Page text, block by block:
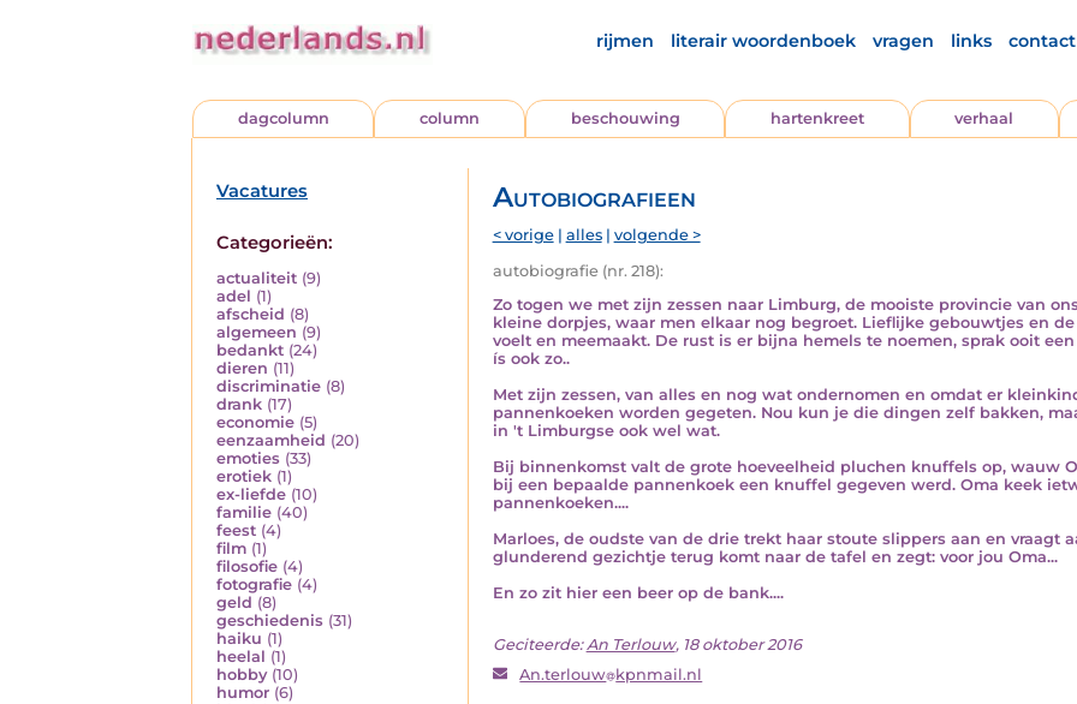
rijmen literair woordenboek vragen links contact
dagcolumn column beschouwing hartenkreet verhaal
Vacatures
Categorieën:
actualiteit (9)
adel (1)
afscheid (8)
algemeen (9)
bedankt (24)
dieren (11)
discriminatie (8)
drank (17)
economie (5)
eenzaamheid (20)
emoties (33)
erotiek (1)
ex-liefde (10)
familie (40)
feest (4)
film (1)
filosofie (4)
fotografie (4)
geld (8)
geschiedenis (31)
haiku (1)
heelal (1)
hobby (10)
humor (6)
Autobiografieen
< vorige| alles| volgende >
autobiografie (nr. 218):
Zo togen we met zijn zessen naar Limburg, de mooiste provincie van
kleine dorpjes, waar men elkaar nog begroet. Lieflijke gebouwtjes en
voelt en meemaakt. De rust is er bijna hemels te noemen, sprak ooit
ís ook zo..
Met zijn zessen, van alles en nog wat ondernomen en omdat er
pannenkoeken worden gegeten. Nou kun je die dingen zelf bakken,
in 't Limburgse ook wel wat.
Bij binnenkomst valt de grote hoeveelheid pluchen knuffels op, wauw
bij een bepaalde pannenkoek een knuffel gegeven werd. Oma keek
pannenkoeken....
Marloes, de oudste van de drie trekt haar stoute slippers aan en vraagt
glunderend gezichtje terug komt naar de tafel en zegt: voor jou Oma...
En zo zit hier een beer op de bank....
Geciteerde: An Terlouw, 18 oktober 2016
An.terlouw kpnmail.nl